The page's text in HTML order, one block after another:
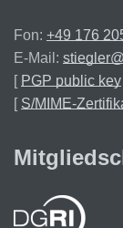
Fon: +49 176
E-Mail:
[ PGP public key
[ S/MIME-